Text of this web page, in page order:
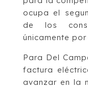
ocupa el
de los
únicamente
Para Del
factura
avanzar en la